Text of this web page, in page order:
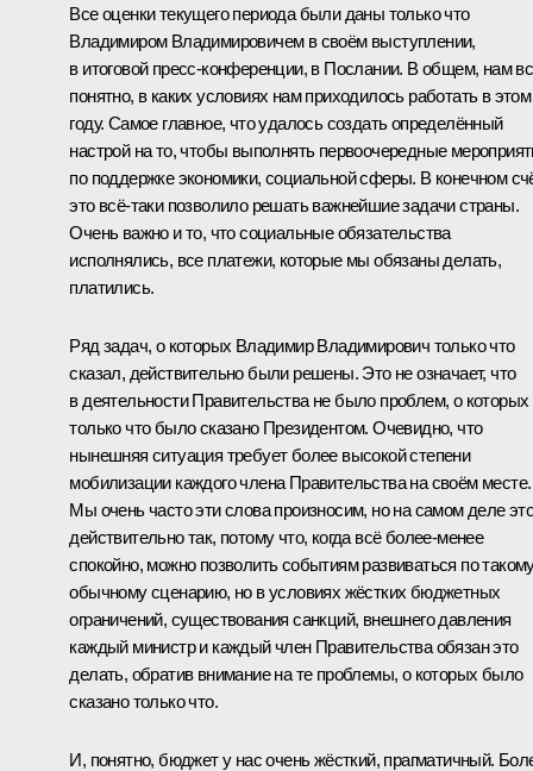
Все оценки текущего периода были даны только что
Владимиром Владимировичем в своём выступлении,
в итоговой пресс-конференции, в Послании. В общем, нам
понятно, в каких условиях нам приходилось работать в этом
году. Самое главное, что удалось создать определённый
настрой на то, чтобы выполнять первоочередные
по поддержке экономики, социальной сферы. В конечном
это всё‑таки позволило решать важнейшие задачи страны.
Очень важно и то, что социальные обязательства
исполнялись, все платежи, которые мы обязаны делать,
платились.
Ряд задач, о которых Владимир Владимирович только что
сказал, действительно были решены. Это не означает, что
в деятельности Правительства не было проблем, о которых
только что было сказано Президентом. Очевидно, что
нынешняя ситуация требует более высокой степени
мобилизации каждого члена Правительства на своём месте.
Мы очень часто эти слова произносим, но на самом деле
действительно так, потому что, когда всё более-менее
спокойно, можно позволить событиям развиваться по
обычному сценарию, но в условиях жёстких бюджетных
ограничений, существования санкций, внешнего давления
каждый министр и каждый член Правительства обязан это
делать, обратив внимание на те проблемы, о которых было
сказано только что.
И, понятно, бюджет у нас очень жёсткий, прагматичный.